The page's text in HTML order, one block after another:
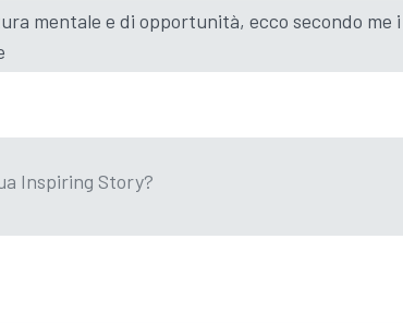
mentale e di opportunità, ecco secondo
Inspiring Story?